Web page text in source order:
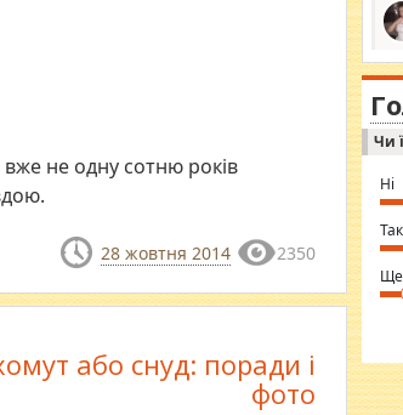
не одну сотню років
28 жовтня 2014 2350
або снуд: поради і
фото
за
ми
in
⇒
Чи
Ні
Так
Ще